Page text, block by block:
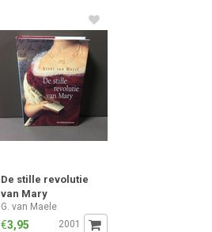
De stille revolutie
van Mary
G. van Maele
€3,95 2001